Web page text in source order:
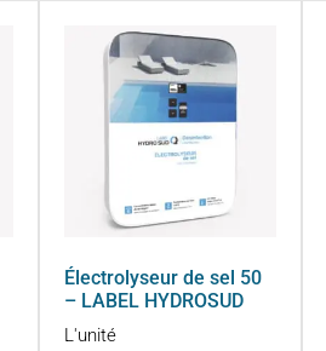
Électrolyseur de sel 50
– LABEL HYDROSUD
L'unité